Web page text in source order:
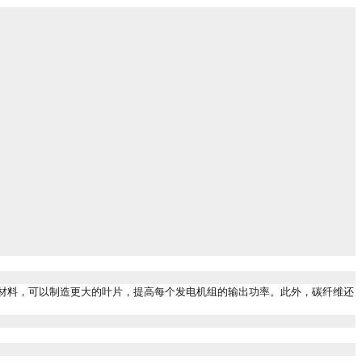
，可以制造更大的叶片，提高每个发电机组的输出功率。此外，碳纤维还